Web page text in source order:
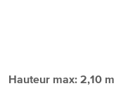
Hauteur max: 2,10 m